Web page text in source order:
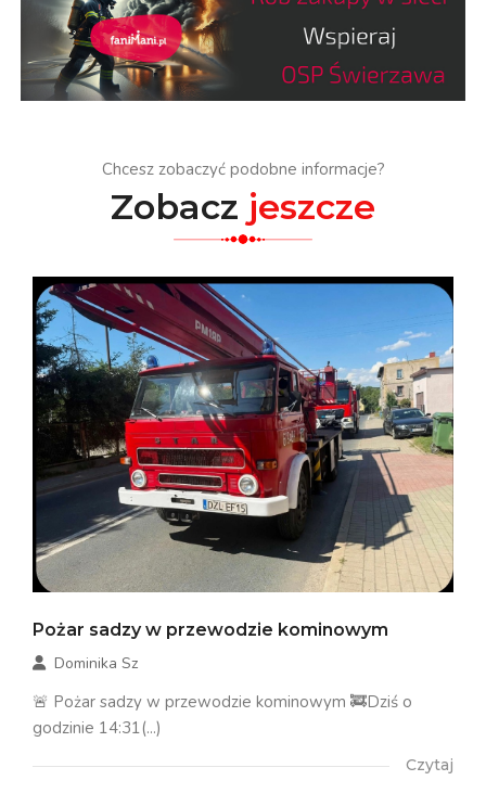
Chcesz zobaczyć podobne informacje?
Zobacz jeszcze
Pożar sadzy w przewodzie kominowym
Dominika Sz
🚨 Pożar sadzy w przewodzie kominowym 🚒Dziś o
godzinie 14:31(...)
Czytaj